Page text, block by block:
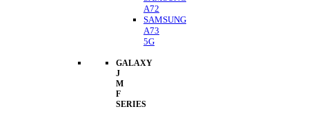
A72
SAMSUNG
A73
5G
GALAXY
J
M
F
SERIES